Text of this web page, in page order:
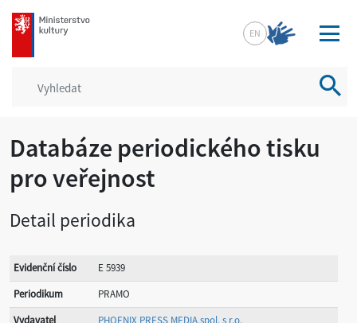
mkcr.cz
EN
Databáze periodického tisku
pro veřejnost
Detail periodika
Evidenční číslo
E 5939
Periodikum
PRAMO
Vydavatel
PHOENIX PRESS MEDIA,spol. s r.o.